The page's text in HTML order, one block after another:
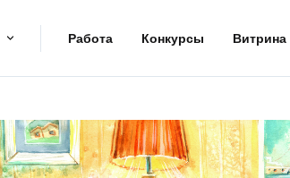
Работа Конкурсы Витрина